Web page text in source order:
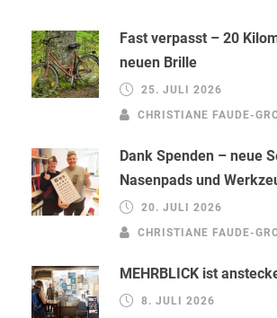
Fast verpasst – 20
neuen Brille
25. JULI 2026
CHRISTIANE FAUDE-
Dank Spenden – neue
Nasenpads und
20. JULI 2026
CHRISTIANE FAUDE-
MEHRBLICK ist
8. JULI 2026